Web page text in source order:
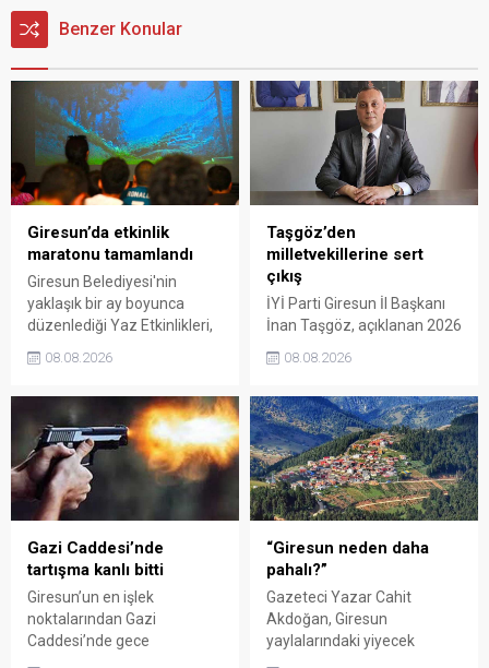
Benzer Konular
Giresun’da etkinlik
maratonu tamamlandı
Giresun Belediyesi'nin
yaklaşık bir ay boyunca
düzenlediği Yaz Etkinlikleri,
sanat ve eğlenceyle
organizasyonun ardından
Kadın El Emeği Pazarı'nın
süresi de 16 Ağustos'a
kadar uzatıldı.
08.08.2026
Taşgöz’den
milletvekillerine sert
çıkış
İYİ Parti Giresun İl Başkanı
İnan Taşgöz, açıklanan 2026
üzerinden iktidar
eleştirdi. Taşgöz, üreticinin
emeğinin karşılığını
alamadığını savunarak,
Giresun milletvekillerini
sessiz kalmakla suçladı.
08.08.2026
Gazi Caddesi’nde
tartışma kanlı bitti
Giresun’un en işlek
noktalarından Gazi
Caddesi’nde gece
“Giresun neden daha
pahalı?”
Gazeteci Yazar Cahit
Akdoğan, Giresun
yaylalarındaki yiyecek